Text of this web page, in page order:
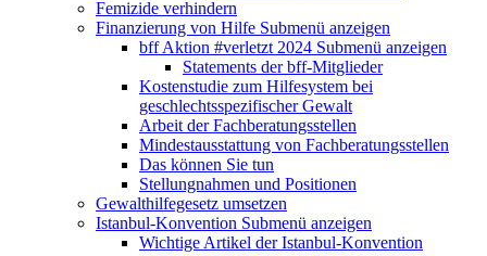
Femizide verhindern
Finanzierung von Hilfe Submenü anzeigen
bff Aktion #verletzt 2024 Submenü anzeigen
Statements der bff-Mitglieder
Kostenstudie zum Hilfesystem bei
geschlechtsspezifischer Gewalt
Arbeit der Fachberatungsstellen
Mindestausstattung von Fachberatungsstellen
Das können Sie tun
Stellungnahmen und Positionen
Gewalthilfegesetz umsetzen
Istanbul-Konvention Submenü anzeigen
Wichtige Artikel der Istanbul-Konvention